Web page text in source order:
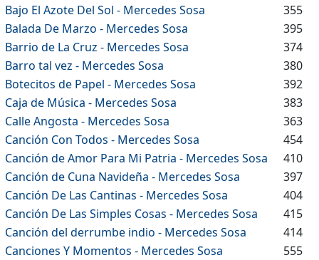
Bajo El Azote Del Sol - Mercedes Sosa
355
Balada De Marzo - Mercedes Sosa
395
Barrio de La Cruz - Mercedes Sosa
374
Barro tal vez - Mercedes Sosa
380
Botecitos de Papel - Mercedes Sosa
392
Caja de Música - Mercedes Sosa
383
Calle Angosta - Mercedes Sosa
363
Canción Con Todos - Mercedes Sosa
454
Canción de Amor Para Mi Patria - Mercedes Sosa
410
Canción de Cuna Navideña - Mercedes Sosa
397
Canción De Las Cantinas - Mercedes Sosa
404
Canción De Las Simples Cosas - Mercedes Sosa
415
Canción del derrumbe indio - Mercedes Sosa
414
Canciones Y Momentos - Mercedes Sosa
555